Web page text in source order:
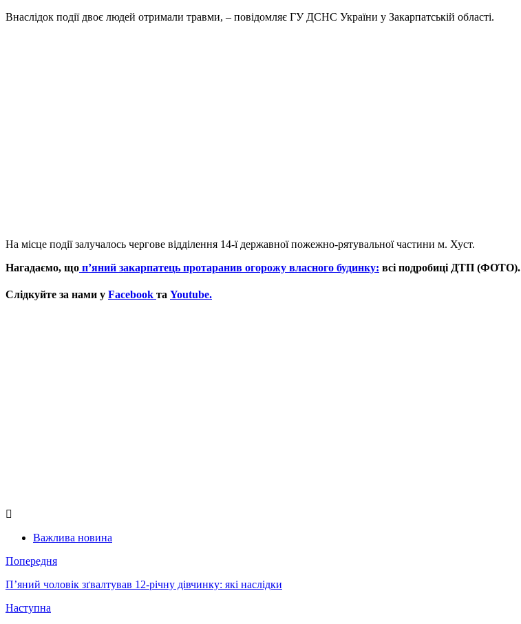
Внаслідок події двоє людей отримали травми, – повідомляє ГУ ДСНС України у Закарпатській області.
На місце події залучалось чергове відділення 14-ї державної пожежно-рятувальної частини м. Хуст.
Нагадаємо, що п’яний закарпатець протаранив огорожу власного будинку: всі подробиці ДТП (ФОТО).
Слідкуйте за нами у Facebook та Youtube.
Важлива новина
Попередня
П’яний чоловік зґвалтував 12-річну дівчинку: які наслідки
Наступна